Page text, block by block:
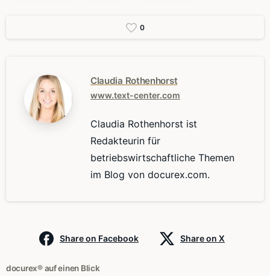
0
Claudia Rothenhorst
www.text-center.com
Claudia Rothenhorst ist
Redakteurin für
betriebswirtschaftliche Themen
im Blog von docurex.com.
Share on Facebook Share on X
docurex® auf einen Blick